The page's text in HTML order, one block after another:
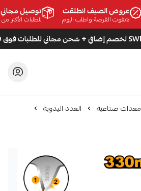
عروض الصيف انطلقت
لاتفوت الفرصة واطلب اليوم
توصيل مجاني!
للطلبات الأكثر من 200 ريال!
معدات صناعية العدد اليدوية